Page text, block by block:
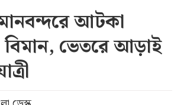
আটকা
বিমান, ভেতরে আড়াই